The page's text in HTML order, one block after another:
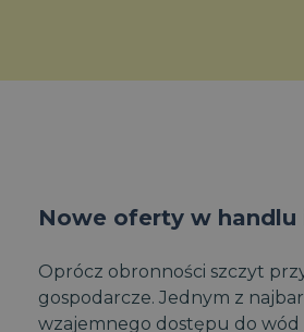
Nowe oferty w handlu
Oprócz obronności szczyt
gospodarcze. Jednym z
wzajemnego dostępu do wód